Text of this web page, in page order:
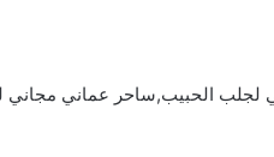
لجلب الحبيب,ساحر عماني مجاني